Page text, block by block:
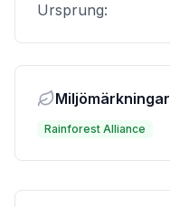
Ursprung:
Miljömärkningar
Rainforest Alliance